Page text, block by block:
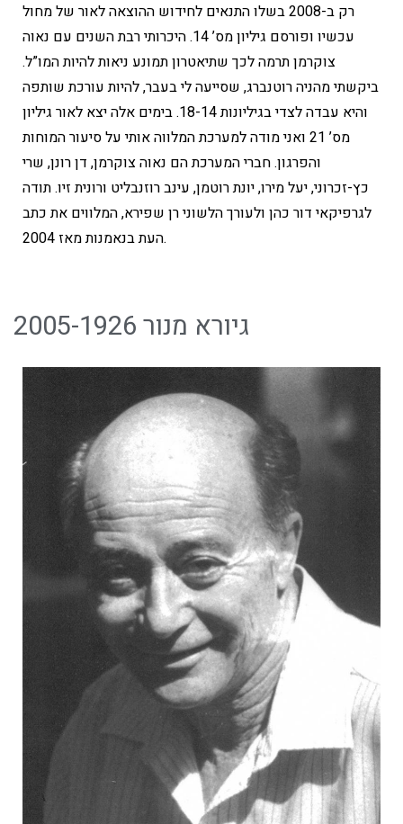
רק ב-2008 בשלו התנאים לחידוש ההוצאה לאור של מחול
עכשיו ופורסם גיליון מס’ 14. היכרותי רבת השנים עם נאוה
צוקרמן תרמה לכך שתיאטרון תמונע ניאות להיות המו”ל.
ביקשתי מהניה רוטנברג, שסייעה לי בעבר, להיות עורכת שותפה
והיא עבדה לצדי בגיליונות 18-14. בימים אלה יצא לאור גיליון
מס’ 21 ואני מודה למערכת המלווה אותי על סיעור המוחות
והפרגון. חברי המערכת הם נאוה צוקרמן, דן רונן, שרי
כץ-זכרוני, יעל מירו, יונת רוטמן, עינב רוזנבליט ורונית זיו. תודה
לגרפיקאי דור כהן ולעורך הלשוני רן שפירא, המלווים את כתב
העת בנאמנות מאז 2004.
גיורא מנור 2005-1926